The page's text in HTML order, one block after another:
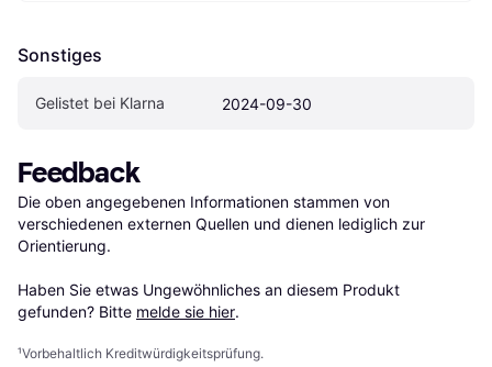
Sonstiges
Gelistet bei Klarna 2024-09-30
Feedback
Die oben angegebenen Informationen stammen von
verschiedenen externen Quellen und dienen lediglich zur
Orientierung.
Haben Sie etwas Ungewöhnliches an diesem Produkt
gefunden? Bitte melde sie hier.
¹Vorbehaltlich Kreditwürdigkeitsprüfung.